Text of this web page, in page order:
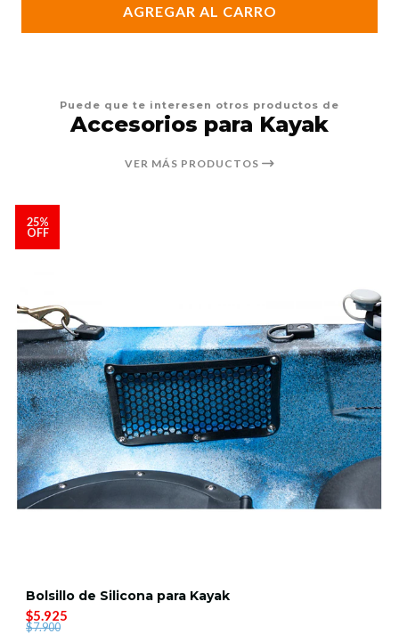
AGREGAR AL CARRO
Puede que te interesen otros productos de
Accesorios para Kayak
VER MÁS PRODUCTOS
25%
OFF
Bolsillo de Silicona para Kayak
$5.925
$7.900